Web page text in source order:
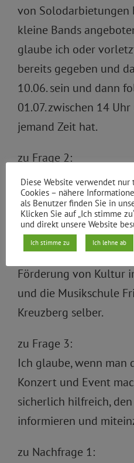
von Solodarbietungen
kleine Bands
glaube ich oder
bereits gegeben und
10.06. sein und dann
01.07. zwischen 14
jemand Zeit hat.
zu Frage 2:
Wir haben die Initiative
Tacheles Art
Expedition
Frauengruppen, die
armenischen Verein,
Förderung von Kultur
und die Musikschule
Kreuzberg selber.
zu Frage 3:
Ich glaube, wenn man
Konzert und Event
sicherlich hilfreich,
informieren und
zu Nachfrage 1:
Diese Website verwendet
Cookies – nähere
als Benutzer finden Sie in
Klicken Sie auf „Ich stimme
und direkt unsere Website
Ich stimme zu Ich lehne ab